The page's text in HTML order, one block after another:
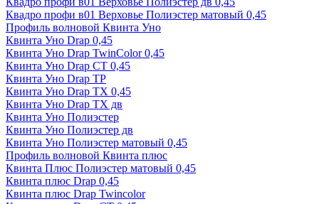
Квадро профи в01 Верховье Полиэстер матовый 0,45
Профиль волновой Квинта Уно
Квинта Уно Drap 0,45
Квинта Уно Drap TwinColor 0,45
Квинта Уно Drap СТ 0,45
Квинта Уно Drap ТР
Квинта Уно Drap ТХ 0,45
Квинта Уно Drap ТХ дв
Квинта Уно Полиэстер
Квинта Уно Полиэстер дв
Квинта Уно Полиэстер матовый 0,45
Профиль волновой Квинта плюс
Квинта Плюс Полиэстер матовый 0,45
Квинта плюс Drap 0,45
Квинта плюс Drap Twincolor